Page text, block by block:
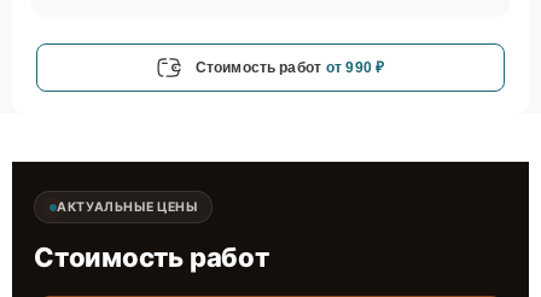
Стоимость работ от 990 ₽
АКТУАЛЬНЫЕ ЦЕНЫ
Стоимость работ